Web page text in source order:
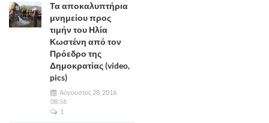
Τα αποκαλυπτήρια
μνημείου προς
τιμήν του Ηλία
Κωστένη από τον
Πρόεδρο της
Δημοκρατίας (video,
pics)
Αύγουστος 28, 2016
08:56
1